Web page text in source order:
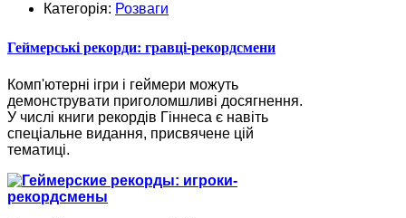
Категорія: Розваги
Геймерські рекорди: гравці-рекордсмени
Комп'ютерні ігри і геймери можуть
демонструвати приголомшливі досягнення.
У числі книги рекордів Гіннеса є навіть
спеціальне видання, присвячене цій
тематиці.